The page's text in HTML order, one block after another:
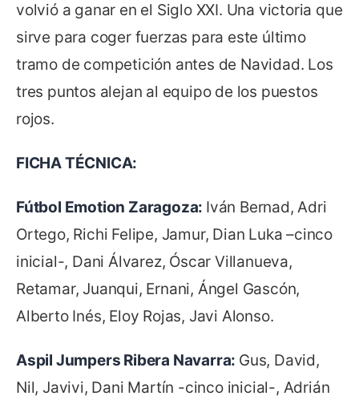
volvió a ganar en el Siglo XXI. Una victoria que
sirve para coger fuerzas para este último
tramo de competición antes de Navidad. Los
tres puntos alejan al equipo de los puestos
rojos.
FICHA TÉCNICA:
Fútbol Emotion Zaragoza: Iván Bernad, Adri
Ortego, Richi Felipe, Jamur, Dian Luka –cinco
inicial-, Dani Álvarez, Óscar Villanueva,
Retamar, Juanqui, Ernani, Ángel Gascón,
Alberto Inés, Eloy Rojas, Javi Alonso.
Aspil Jumpers Ribera Navarra: Gus, David,
Nil, Javivi, Dani Martín -cinco inicial-, Adrián